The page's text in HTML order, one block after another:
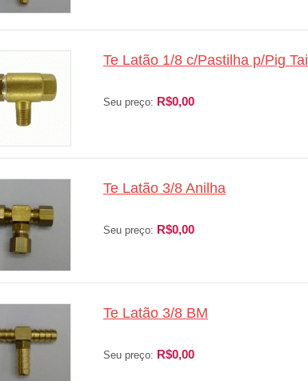
Te Latão 1/8 c/Pastilha p/Pig Tail
Seu preço: R$0,00
Te Latão 3/8 Anilha
Seu preço: R$0,00
Te Latão 3/8 BM
Seu preço: R$0,00